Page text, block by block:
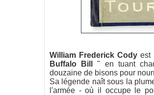
William Frederick Codyest
Buffalo Bill
" en tuant
douzaine de bisons pour
Sa légende naît sous la
l'armée - où il occupe le